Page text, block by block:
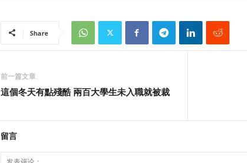
Share
前一篇文章
這個冬天有點殘酷 兩百大學生未入職就被裁
留言